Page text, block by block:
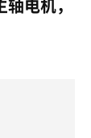
电机，